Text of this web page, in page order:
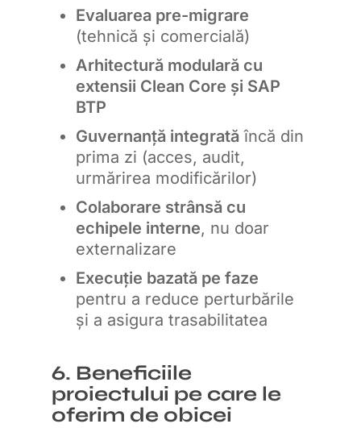
Evaluarea pre-migrare
(tehnică și comercială)
Arhitectură modulară cu
extensii Clean Core și SAP
BTP
Guvernanță integrată încă din
prima zi (acces, audit,
urmărirea modificărilor)
Colaborare strânsă cu
echipele interne, nu doar
externalizare
Execuție bazată pe faze
pentru a reduce perturbările
și a asigura trasabilitatea
6. Beneficiile
proiectului pe care le
oferim de obicei